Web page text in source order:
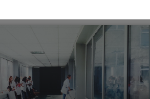
- 20h00
Team du Week-end